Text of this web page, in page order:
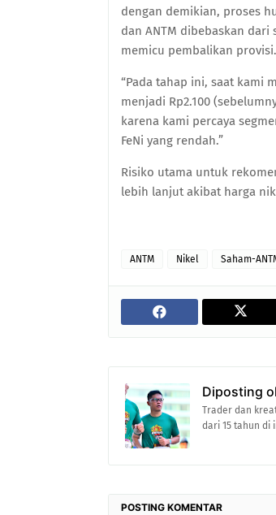
dengan demikian, proses
dan ANTM dibebaskan
memicu pembalikan provisi.
“Pada tahap ini, saat kami
menjadi Rp2.100
karena kami percaya
FeNi yang rendah.”
Risiko utama untuk
lebih lanjut akibat harga
ANTM Nikel Saham-
Diposting
Trader dan
dari 15 tahun di
POSTING KOMENTAR